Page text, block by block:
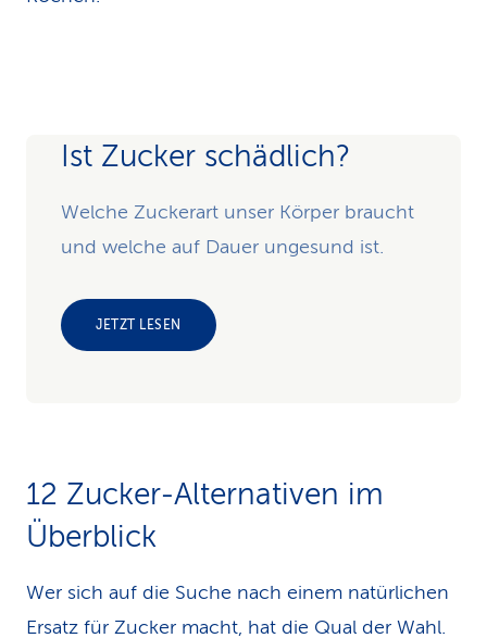
Ist Zucker schädlich?
Welche Zuckerart unser Körper braucht
und welche auf Dauer ungesund ist.
JETZT LESEN
12 Zucker-Alternativen im
Überblick
Wer sich auf die Suche nach einem natürlichen
Ersatz für Zucker macht, hat die Qual der Wahl.